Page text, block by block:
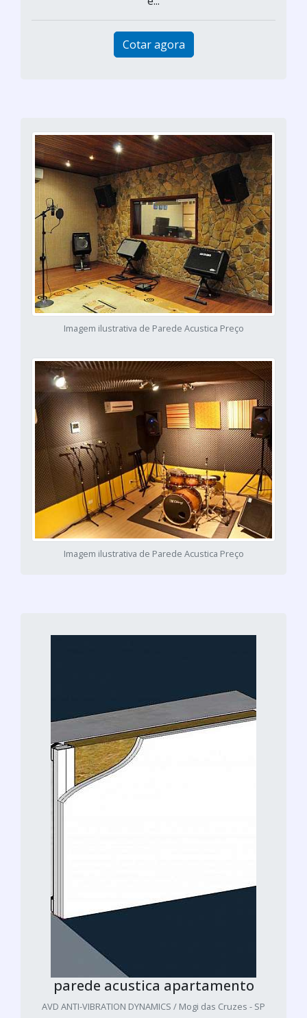
Cotar agora
Imagem ilustrativa de Parede Acustica Preço
Imagem ilustrativa de Parede Acustica Preço
parede acustica apartamento
AVD ANTI-VIBRATION DYNAMICS / Mogi das Cruzes - SP